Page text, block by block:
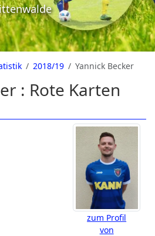
2018/19 Yannick Becker
: Rote Karten
zum Profil
von